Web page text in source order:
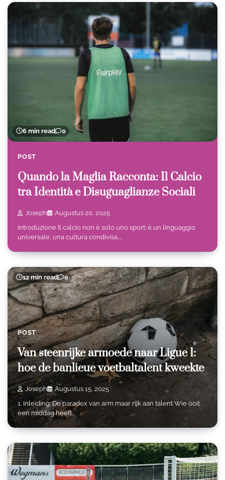
6 min read 0
POST
Quando la Maglia Racconta: Il Calcio
tra Identità e Disuguaglianze Sociali
Joseph
Augustus 20, 2025
Introduzione Il calcio non è solo uno sport: è un linguaggio
universale, una cultura condivisa,…
12 min read 0
POST
Van steenrijke armoede naar Ligue 1:
hoe de banlieue voetbaltalent kweekte
Joseph
Augustus 15, 2025
1. Inleiding: De paradox van arm maar rijk aan talent Wie ooit
een middag heeft…